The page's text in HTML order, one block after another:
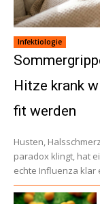
Infektiologie
Hitze krank
fit werden
Husten,
paradox klingt, hat
echte Influenza klar